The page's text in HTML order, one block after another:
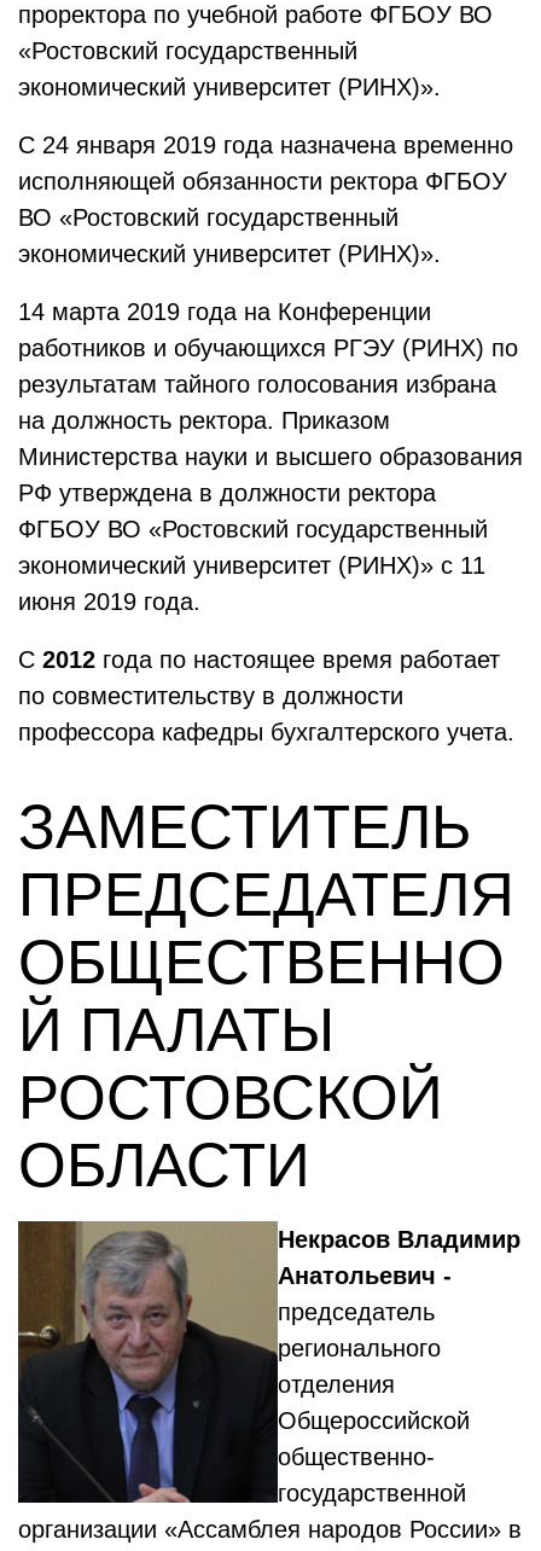
проректора по учебной работе ФГБОУ ВО
«Ростовский государственный
экономический университет (РИНХ)».
С 24 января 2019 года назначена временно
исполняющей обязанности ректора ФГБОУ
ВО «Ростовский государственный
экономический университет (РИНХ)».
14 марта 2019 года на Конференции
работников и обучающихся РГЭУ (РИНХ) по
результатам тайного голосования избрана
на должность ректора. Приказом
Министерства науки и высшего образования
РФ утверждена в должности ректора
ФГБОУ ВО «Ростовский государственный
экономический университет (РИНХ)» с 11
июня 2019 года.
С 2012 года по настоящее время работает
по совместительству в должности
профессора кафедры бухгалтерского учета.
ЗАМЕСТИТЕЛЬ
ПРЕДСЕДАТЕЛЯ
ОБЩЕСТВЕННО
Й ПАЛАТЫ
РОСТОВСКОЙ
ОБЛАСТИ
Некрасов Владимир
Анатольевич -
председатель
регионального
отделения
Общероссийской
общественно-
государственной
организации «Ассамблея народов России» в